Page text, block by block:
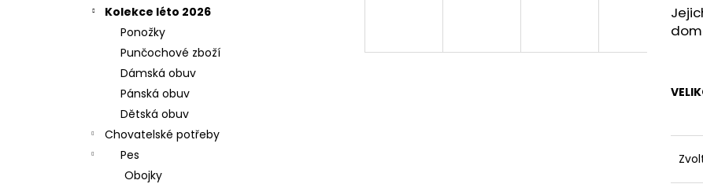
Kolekce léto 2026
Ponožky
Punčochové zboží
Dámská obuv
Pánská obuv
Dětská obuv
Chovatelské potřeby
Pes
Obojky